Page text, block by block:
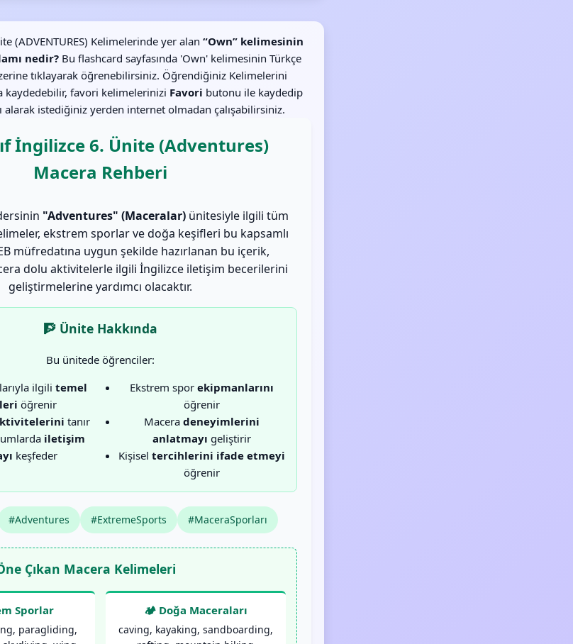
(ADVENTURES) Kelimelerinde yer alan “Own” kelimesinin
nedir?Bu flashcard sayfasında 'Own' kelimesinin Türkçe
tıklayarak öğrenebilirsiniz. Öğrendiğiniz Kelimelerini
kaydedebilir, favori kelimelerinizi Favori butonu ile kaydedip
alarak istediğiniz yerden internet olmadan çalışabilirsiniz.
İngilizce 6. Ünite (Adventures)
Macera Rehberi
"Adventures" (Maceralar) ünitesiyle ilgili tüm
ekstrem sporlar ve doğa keşifleri bu kapsamlı
müfredatına uygun şekilde hazırlanan bu içerik,
dolu aktivitelerle ilgili İngilizce iletişim becerilerini
geliştirmelerine yardımcı olacaktır.
🧗 Ünite Hakkında
Bu ünitede öğrenciler:
ilgili temel
öğrenir
tanır
iletişim
keşfeder
Ekstrem spor ekipmanlarını
öğrenir
Macera deneyimlerini
anlatmayı geliştirir
Kişisel tercihlerini ifade etmeyi
öğrenir
#Adventures #ExtremeSports #MaceraSporları
Çıkan Macera Kelimeleri
Sporlar
paragliding,
🏕️ Doğa Maceraları
caving, kayaking, sandboarding,